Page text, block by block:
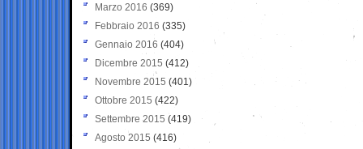
Marzo 2016 (369)
Febbraio 2016 (335)
Gennaio 2016 (404)
Dicembre 2015 (412)
Novembre 2015 (401)
Ottobre 2015 (422)
Settembre 2015 (419)
Agosto 2015 (416)